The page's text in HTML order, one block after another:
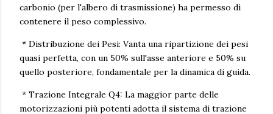
carbonio (per l'albero di trasmissione) ha permesso di
contenere il peso complessivo.
* Distribuzione dei Pesi: Vanta una ripartizione dei pesi
quasi perfetta, con un 50% sull'asse anteriore e 50% su
quello posteriore, fondamentale per la dinamica di guida.
* Trazione Integrale Q4: La maggior parte delle
motorizzazioni più potenti adotta il sistema di trazione